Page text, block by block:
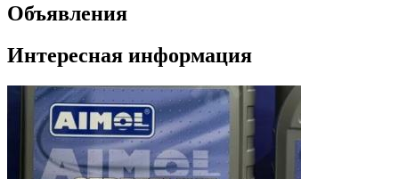
Объявления
Интересная информация